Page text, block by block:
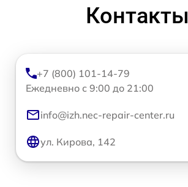
Контакты
+7 (800) 101-14-79
Ежедневно с 9:00 до 21:00
info@izh.nec-repair-center.ru
ул. Кирова, 142